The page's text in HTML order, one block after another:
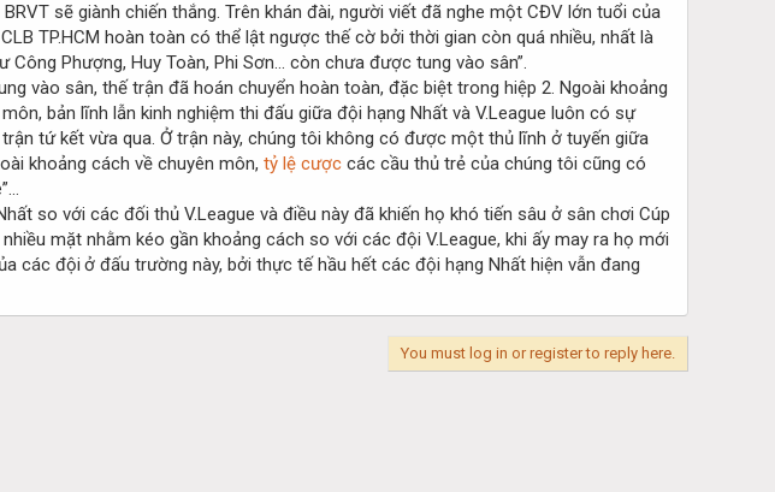
sẽ giành chiến thắng. Trên khán đài, người viết đã nghe một CĐV lớn tuổi của
TP.HCM hoàn toàn có thể lật ngược thế cờ bởi thời gian còn quá nhiều, nhất là
Phượng, Huy Toàn, Phi Sơn… còn chưa được tung vào sân”.
vào sân, thế trận đã hoán chuyển hoàn toàn, đặc biệt trong hiệp 2. Ngoài khoảng
bản lĩnh lẫn kinh nghiệm thi đấu giữa đội hạng Nhất và V.League luôn có sự
tứ kết vừa qua. Ở trận này, chúng tôi không có được một thủ lĩnh ở tuyến giữa
khoảng cách về chuyên môn, tỷ lệ cược các cầu thủ trẻ của chúng tôi cũng có
so với các đối thủ V.League và điều này đã khiến họ khó tiến sâu ở sân chơi Cúp
mặt nhằm kéo gần khoảng cách so với các đội V.League, khi ấy may ra họ mới
các đội ở đấu trường này, bởi thực tế hầu hết các đội hạng Nhất hiện vẫn đang
You must log in or register to reply here.